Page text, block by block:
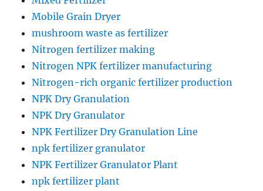
Mobile Grain Dryer
mushroom waste as fertilizer
Nitrogen fertilizer making
Nitrogen NPK fertilizer manufacturing
Nitrogen-rich organic fertilizer production
NPK Dry Granulation
NPK Dry Granulator
NPK Fertilizer Dry Granulation Line
npk fertilizer granulator
NPK Fertilizer Granulator Plant
npk fertilizer plant